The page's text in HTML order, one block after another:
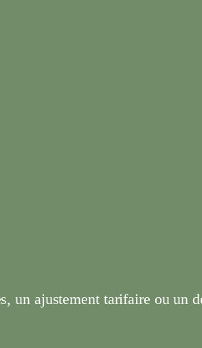
un ajustement tarifaire ou un